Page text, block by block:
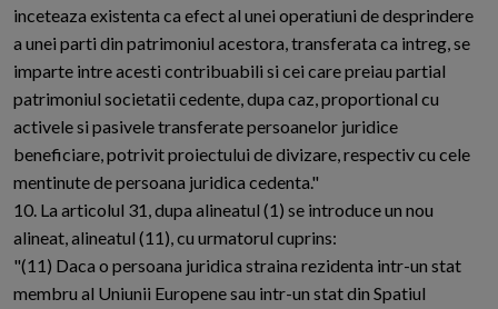
inceteaza existenta ca efect al unei operatiuni de desprindere
a unei parti din patrimoniul acestora, transferata ca intreg, se
imparte intre acesti contribuabili si cei care preiau partial
patrimoniul societatii cedente, dupa caz, proportional cu
activele si pasivele transferate persoanelor juridice
beneficiare, potrivit proiectului de divizare, respectiv cu cele
mentinute de persoana juridica cedenta."
10. La articolul 31, dupa alineatul (1) se introduce un nou
alineat, alineatul (11), cu urmatorul cuprins:
"(11) Daca o persoana juridica straina rezidenta intr-un stat
membru al Uniunii Europene sau intr-un stat din Spatiul